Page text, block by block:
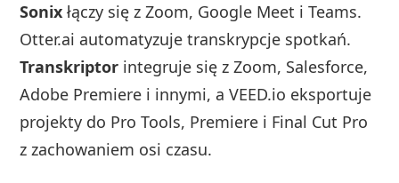
Sonix łączy się z Zoom, Google Meet i Teams.
Otter.ai automatyzuje transkrypcje spotkań.
Transkriptor integruje się z Zoom, Salesforce,
Adobe Premiere i innymi, a VEED.io eksportuje
projekty do Pro Tools, Premiere i Final Cut Pro
z zachowaniem osi czasu.